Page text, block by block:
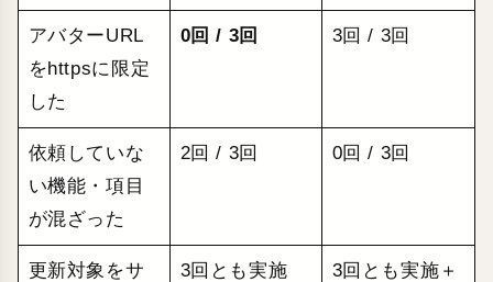
アバターURL
をhttpsに限定
した
0回 / 3回 3回 / 3回
依頼していな
い機能・項目
が混ざった
2回 / 3回 0回 / 3回
更新対象をサ
3回とも実施
3回とも実施＋